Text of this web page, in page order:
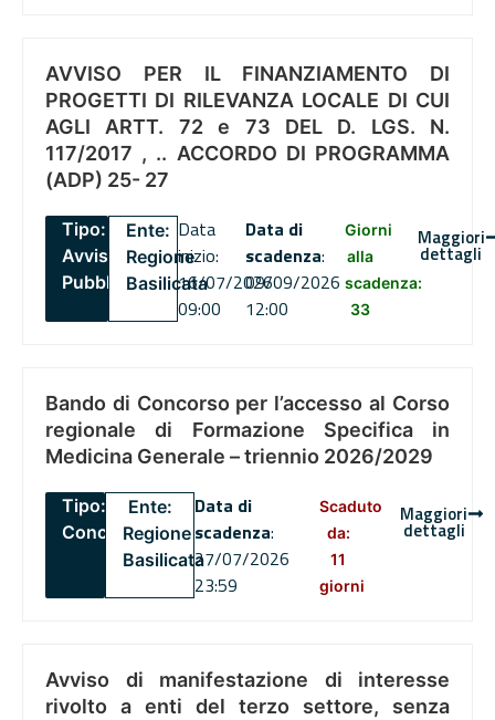
AVVISO PER IL FINANZIAMENTO DI
PROGETTI DI RILEVANZA LOCALE DI CUI
AGLI ARTT. 72 e 73 DEL D. LGS. N.
117/2017 , .. ACCORDO DI PROGRAMMA
(ADP) 25- 27
Tipo:
Avviso
Pubblico
Ente:
Regione
Basilicata
Data
inizio:
16/07/2026
09:00
Data di
scadenza:
09/09/2026
12:00
Giorni
alla
scadenza:
33
Maggiori
dettagli
Bando di Concorso per l’accesso al Corso
regionale di Formazione Specifica in
Medicina Generale – triennio 2026/2029
Tipo:
Concorsi
Ente:
Regione
Basilicata
Data di
scadenza:
27/07/2026
23:59
Scaduto
da:
11
giorni
Maggiori
dettagli
Avviso di manifestazione di interesse
rivolto a enti del terzo settore, senza